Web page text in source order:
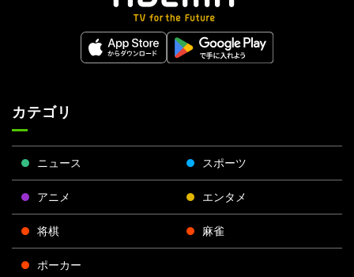
カテゴリ
ニュース スポーツ
アニメ エンタメ
将棋 麻雀
ポーカー